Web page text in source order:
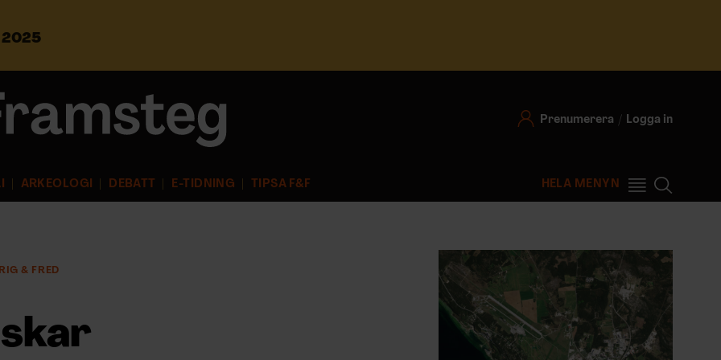
Prenumerera Logga in
ARKEOLOGI DEBATT E-TIDNING TIPSA F&F HELA MENYN
r
& FRED